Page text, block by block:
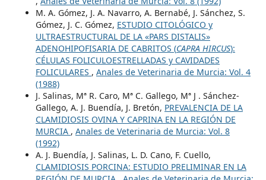
M. A. Gómez, J. A. Navarro, A. Bernabé, J. Sánchez, S.
Gómez, J. C. Gómez, ESTUDIO CITOLÓGICO y
ULTRAESTRUCTURAL DE LA «PARS DISTALIS»
ADENOHIPOFISARIA DE CABRITOS (CAPRA HIRCUS):
CÉLULAS FOLICULOESTRELLADAS y CAVIDADES
FOLICULARES , Anales de Veterinaria de Murcia: Vol. 4
(1988)
J. Salinas, Mª R. Caro, Mª C. Gallego, Mª J . Sánchez-
Gallego, A. J. Buendía, J. Bretón, PREVALENCIA DE LA
CLAMIDIOSIS OVINA Y CAPRINA EN LA REGIÓN DE
MURCIA , Anales de Veterinaria de Murcia: Vol. 8
(1992)
A. J. Buendía, J. Salinas, L. D. Cano, F. Cuello,
CLAMIDIOSIS PORCINA: ESTUDIO PRELIMINAR EN LA